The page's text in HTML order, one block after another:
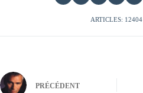
ARTICLES: 12404
PRÉCÉDENT